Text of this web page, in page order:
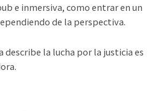
e inmersiva, como entrar en un
de la perspectiva.
describe la lucha por la justicia es